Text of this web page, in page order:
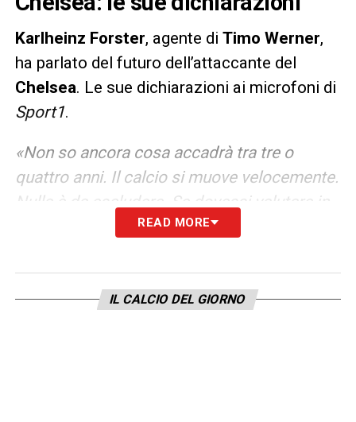
Karlheinz Forster, agente di Timo Werner,
ha parlato del futuro dell’attaccante del
Chelsea. Le sue dichiarazioni ai microfoni di
Sport1.
«Non so ancora cosa accadrà tra tre o
quattro anni. Il calcio si muove velocemente.
Nulla è da escludere. Se dovessi valutare in
questo momento, direi molto chiaramente
LA PLAYLIST DELLE NOSTRE TOP NEWS
READ MORE
IL CALCIO DEL GIORNO